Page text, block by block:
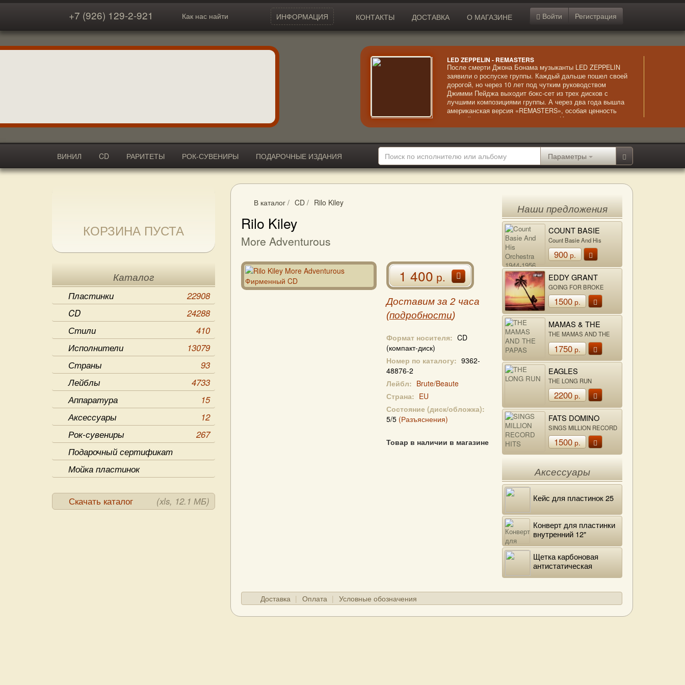
+7 (926) 129-2-921 Как нас найти ИНФОРМАЦИЯ КОНТАКТЫ ДОСТАВКА О МАГАЗИНЕ Войти Регистрация
LED ZEPPELIN - REMASTERS
После смерти Джона Бонама музыканты LED ZEPPELIN
заявили о роспуске группы. Каждый дальше пошел своей
дорогой, но через 10 лет под чутким руководством
Джимми Пейджа выходит бокс-сет из трех дисков с
лучшими композициями группы. А через два года вышла
американская версия «REMASTERS», особая ценность
которой – в интервью музыкантов. «Изюминка»
композиций – высочайший класс вокального исполнения,
ВИНИЛ CD РАРИТЕТЫ РОК-СУВЕНИРЫ
ПОДАРОЧНЫЕ ИЗДАНИЯ
АКСЕССУАРЫ
Параметры
КОРЗИНА ПУСТА
Каталог
Пластинки
22908
CD
24288
Стили
410
Исполнители
13079
Страны
93
Лейблы
4733
Аппаратура
15
Аксессуары
12
Рок-сувениры
267
Подарочный сертификат
Мойка пластинок
Скачать каталог (xls, 12.1 МБ)
В каталог / CD / Rilo Kiley
Rilo Kiley
More Adventurous
1 400р.
Доставим за 2 часа
(подробности)
Формат носителя: CD
(компакт-диск)
Номер по каталогу: 9362-
48876-2
Лейбл: Brute/Beaute
Страна: EU
Состояние (диск/обложка):
5/5 (Разъяснения)
Товар в наличии в магазине
Наши предложения
COUNT BASIE
Count Basie And His
Orchestra 1944-1956
900р.
EDDY GRANT
GOING FOR BROKE
1500р.
MAMAS & THE
PAPAS
THE MAMAS AND THE
PAPAS
1750р.
EAGLES
THE LONG RUN
2200р.
FATS DOMINO
SINGS MILLION RECORD
HITS
1500р.
Аксессуары
Кейс для пластинок 25
Конверт для пластинки
внутренний 12"
Щетка карбоновая
антистатическая
Доставка Оплата Условные обозначения